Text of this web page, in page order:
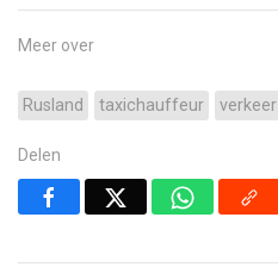
Meer over
Rusland taxichauffeur verkeer
Delen